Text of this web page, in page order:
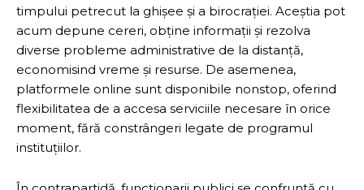
timpului petrecut la ghișee și a birocrației. Aceștia pot
acum depune cereri, obține informații și rezolva
diverse probleme administrative de la distanță,
economisind vreme și resurse. De asemenea,
platformele online sunt disponibile nonstop, oferind
flexibilitatea de a accesa serviciile necesare în orice
moment, fără constrângeri legate de programul
instituțiilor.